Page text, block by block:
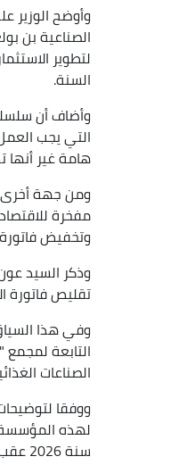
وأوضح الوزير
الصناعية بن
لتطوير
السنة.
وأضاف أن
التي يجب
هامة غير أنها
ومن جهة
مفخرة
وتخفيض
وذكر السيد
تقليص فاتورة
وفي هذا
التابعة
الصناعات
ووفقا
سنة 2026 عقب استكمال عملية توسعة هذه المطبعة الصناعية التي تشغل حاليا 150 عاملا.